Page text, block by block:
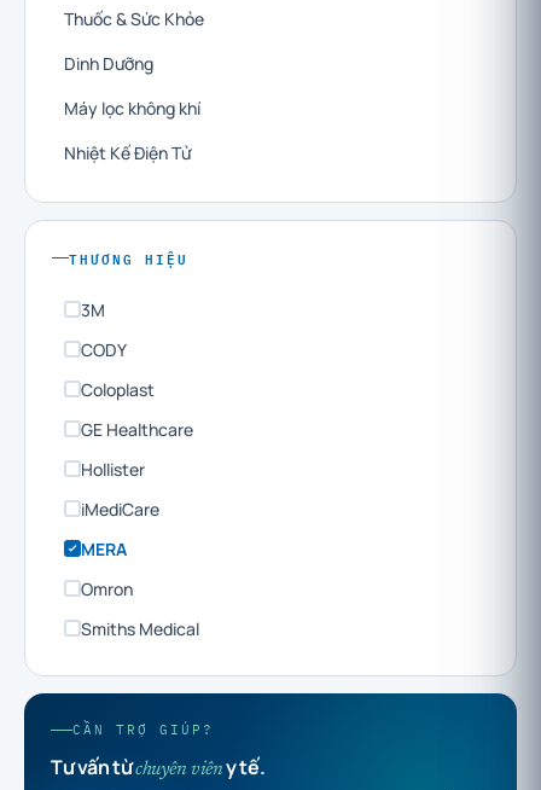
Thuốc & Sức Khỏe
Dinh Dưỡng
Máy lọc không khí
Nhiệt Kế Điện Tử
THƯƠNG HIỆU
3M
CODY
Coloplast
GE Healthcare
Hollister
iMediCare
MERA
Omron
Smiths Medical
CẦN TRỢ GIÚP?
Tư vấn từchuyên viêny tế.